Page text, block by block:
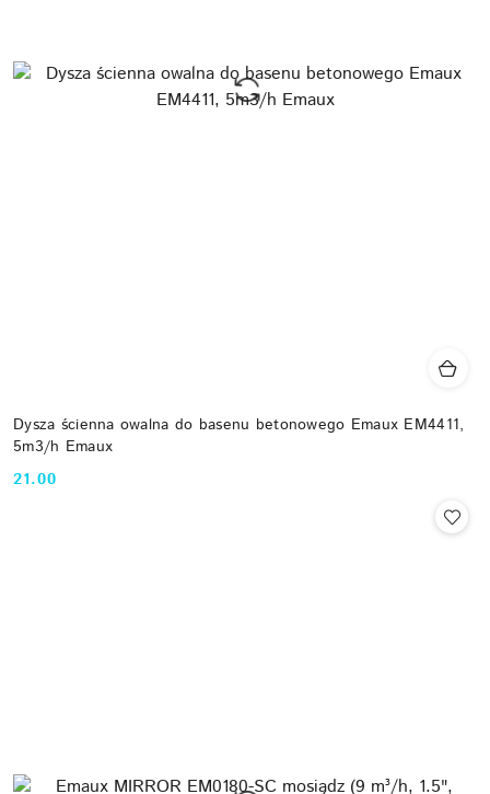
Dysza ścienna owalna do basenu betonowego Emaux EM4411,
5m3/h Emaux
Cena:
21.00